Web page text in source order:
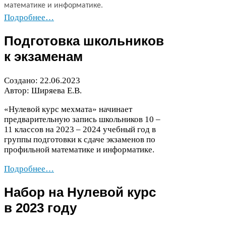
математике и информатике.
Подробнее…
Подготовка школьников
к экзаменам
Создано: 22.06.2023
Автор: Ширяева Е.В.
«Нулевой курс мехмата» начинает
предварительную запись школьников 10 –
11 классов на 2023 – 2024 учебный год в
группы подготовки к сдаче экзаменов по
профильной математике и информатике.
Подробнее…
Набор на Нулевой курс
в 2023 году